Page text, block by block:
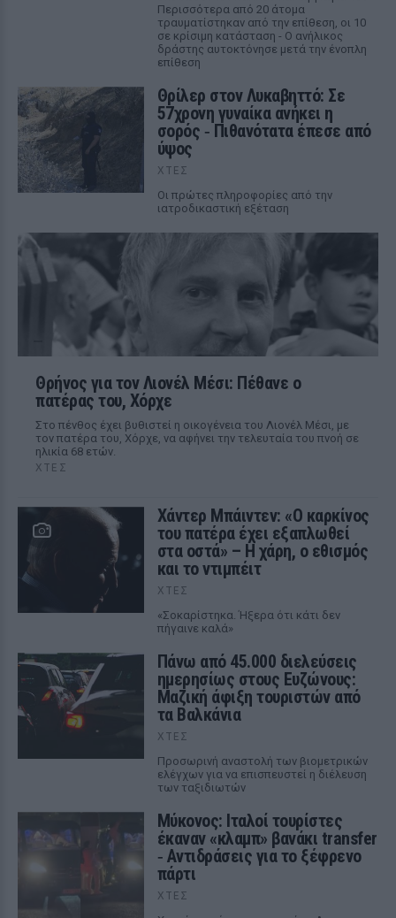
Περισσότερα από 20 άτομα
τραυματίστηκαν από την επίθεση, οι 10
σε κρίσιμη κατάσταση - Ο ανήλικος
δράστης αυτοκτόνησε μετά την ένοπλη
επίθεση
Θρίλερ στον Λυκαβηττό: Σε
57χρονη γυναίκα ανήκει η
σορός ‑ Πιθανότατα έπεσε από
ύψος
ΧΤΕΣ
Οι πρώτες πληροφορίες από την
ιατροδικαστική εξέταση
Θρήνος για τον Λιονέλ Μέσι: Πέθανε ο
πατέρας του, Χόρχε
Στο πένθος έχει βυθιστεί η οικογένεια του Λιονέλ Μέσι, με
τον πατέρα του, Χόρχε, να αφήνει την τελευταία του πνοή σε
ηλικία 68 ετών.
ΧΤΕΣ
Χάντερ Μπάιντεν: «Ο καρκίνος
του πατέρα έχει εξαπλωθεί
στα οστά» – Η χάρη, ο εθισμός
και το ντιμπέιτ
ΧΤΕΣ
«Σοκαρίστηκα. Ήξερα ότι κάτι δεν
πήγαινε καλά»
Πάνω από 45.000 διελεύσεις
ημερησίως στους Ευζώνους:
Μαζική άφιξη τουριστών από
τα Βαλκάνια
ΧΤΕΣ
Προσωρινή αναστολή των βιομετρικών
ελέγχων για να επισπευστεί η διέλευση
των ταξιδιωτών
Μύκονος: Ιταλοί τουρίστες
έκαναν «κλαμπ» βανάκι transfer
‑ Αντιδράσεις για το ξέφρενο
πάρτι
ΧΤΕΣ